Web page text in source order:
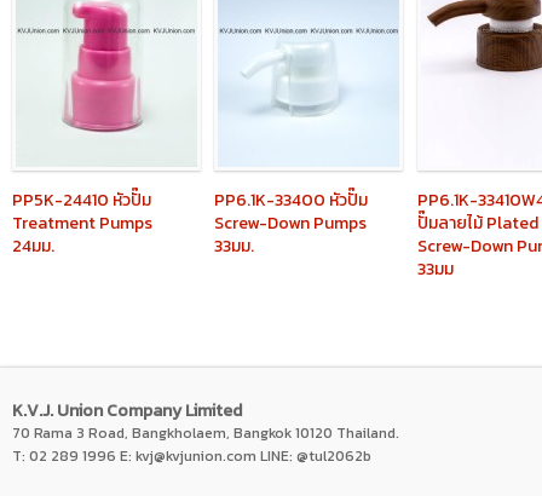
PP5K-24410 หัวปั๊ม
Treatment Pumps
24มม.
PP6.1K-33400 หัวปั๊ม
Screw-Down Pumps
33มม.
PP6.1K-
ปั๊มลายไม้ Plated
Screw-Down
33มม
K.V.J. Union Company Limited
70 Rama 3 Road, Bangkholaem, Bangkok 10120 Thailand.
T: 02 289 1996 E: kvj@kvjunion.com LINE: @tul2062b